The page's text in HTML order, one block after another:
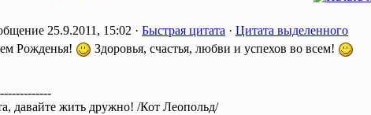
25.9.2011, 15:02 · Быстрая цитата · Цитата выделенного
Рожденья! Здоровья, счастья, любви и успехов во всем!
давайте жить дружно! /Кот Леопольд/